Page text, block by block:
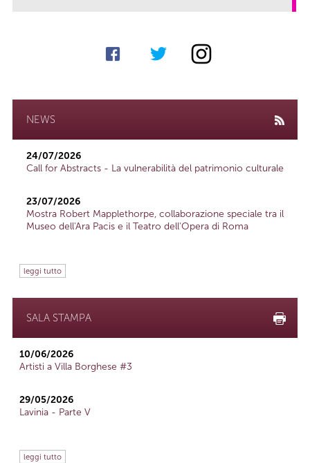
NEWS
24/07/2026
Call for Abstracts - La vulnerabilità del patrimonio culturale
23/07/2026
Mostra Robert Mapplethorpe, collaborazione speciale tra il
Museo dell'Ara Pacis e il Teatro dell'Opera di Roma
leggi tutto
SALA STAMPA
10/06/2026
Artisti a Villa Borghese #3
29/05/2026
Lavinia - Parte V
leggi tutto